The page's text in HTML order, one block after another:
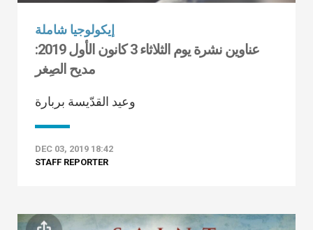
إيكولوجيا شاملة
عناوين نشرة يوم الثلاثاء 3 كانون الأول 2019:
مديح الصِغر
وعيد القدّيسة بربارة
DEC 03, 2019 18:42
STAFF REPORTER